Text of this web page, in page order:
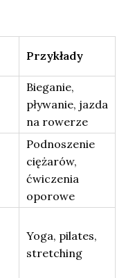
Przykłady
Bieganie,
pływanie, jazda
na rowerze
Podnoszenie
ciężarów,
ćwiczenia
oporowe
Yoga, pilates,
stretching